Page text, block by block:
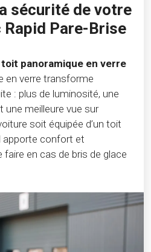
sécurité de votre
Rapid Pare-Brise
panoramique en verre
en verre transforme
: plus de luminosité, une
une meilleure vue sur
soit équipée d’un toit
apporte confort et
en cas de bris de glace